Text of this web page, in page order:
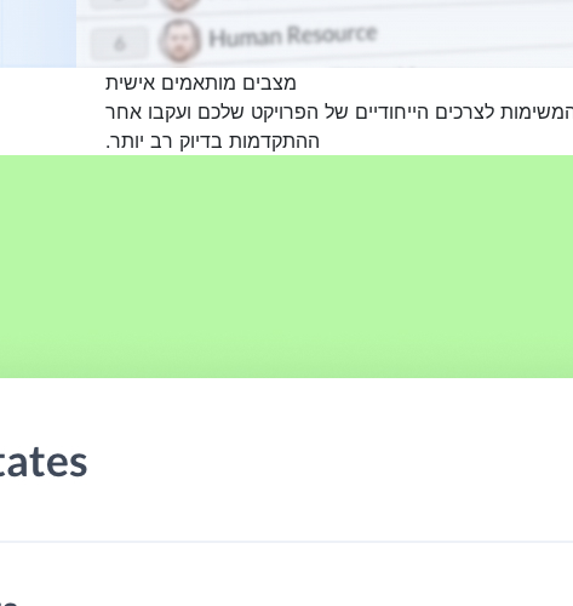
מצבים מותאמים אישית
לצרכים הייחודיים של הפרויקט שלכם ועקבו אחר
ההתקדמות בדיוק רב יותר.